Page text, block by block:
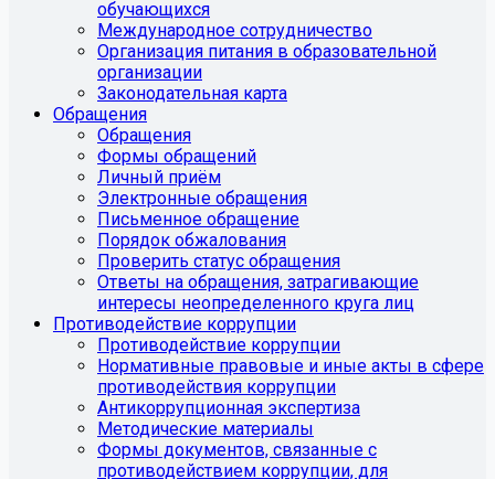
обучающихся
Международное сотрудничество
Организация питания в образовательной
организации
Законодательная карта
Обращения
Обращения
Формы обращений
Личный приём
Электронные обращения
Письменное обращение
Порядок обжалования
Проверить статус обращения
Ответы на обращения, затрагивающие
интересы неопределенного круга лиц
Противодействие коррупции
Противодействие коррупции
Нормативные правовые и иные акты в сфере
противодействия коррупции
Антикоррупционная экспертиза
Методические материалы
Формы документов, связанные с
противодействием коррупции, для